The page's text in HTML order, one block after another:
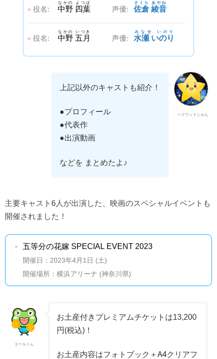
● 役名: 中野 四葉
なかの よつば
声優: 佐倉 綾音
さくら あやね
● 役名: 中野 五月
なかの いつき
声優: 水瀬 いのり
みなせ いのり
ハリウッドじゅん
上記以外のキャストも紹介！
●プロフィール
●代表作
●出演動画
などを まとめたよ♪
主要キャスト6人が出演した、映画のスペシャルイベントも
開催されました！
五等分の花嫁 SPECIAL EVENT 2023
開催日：2023年4月1日 (土)
開催場所：横浜アリーナ (神奈川県)
エールくん
お土産付きプレミアムチケットは13,200
円(税込)！
お土産内容はフォトブック＋A4クリアフ